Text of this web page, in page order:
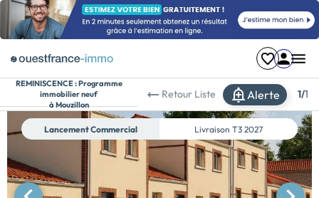
REMINISCENCE :Programme
immobilier neuf
à Mouzillon
Retour Liste Alerte 1/1
Lancement Commercial Livraison T3 2027